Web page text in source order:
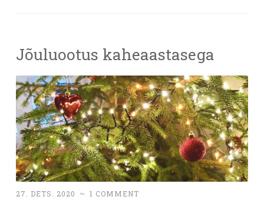
Jõuluootus kaheaastasega
27. DETS. 2020 ~ 1 COMMENT